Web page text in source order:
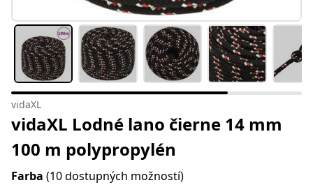
vidaXL
vidaXL Lodné lano čierne 14 mm
100 m polypropylén
Farba (10 dostupných možností)